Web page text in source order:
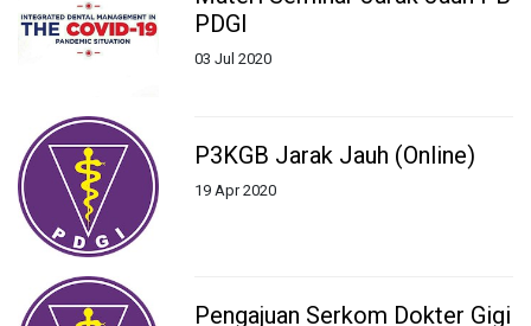
Materi Seminar Jarak Jauh PB
PDGI
P3KGB Jarak Jauh (Online)